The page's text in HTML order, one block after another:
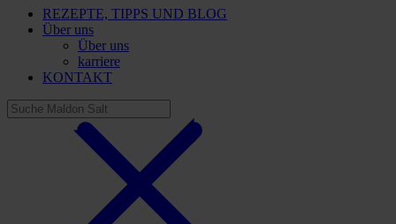
REZEPTE, TIPPS UND BLOG
Über uns
Über uns
karriere
KONTAKT